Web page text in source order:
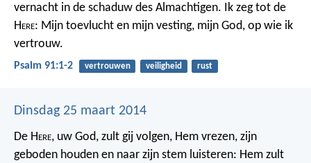
vernacht in de schaduw des Almachtigen. Ik zeg tot de
Here: Mijn toevlucht en mijn vesting, mijn God, op wie ik
vertrouw.
Psalm 91:1-2 vertrouwen veiligheid rust
Dinsdag 25 maart 2014
De Here, uw God, zult gij volgen, Hem vrezen, zijn
geboden houden en naar zijn stem luisteren: Hem zult